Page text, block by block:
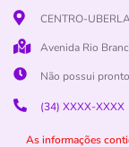
CENTRO-
Avenida Rio
Não possui
(34) XXXX-XXXX
As informações